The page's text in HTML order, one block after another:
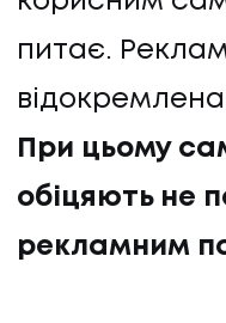
питає.
відокремлена
При цьому
обіцяють не
рекламним